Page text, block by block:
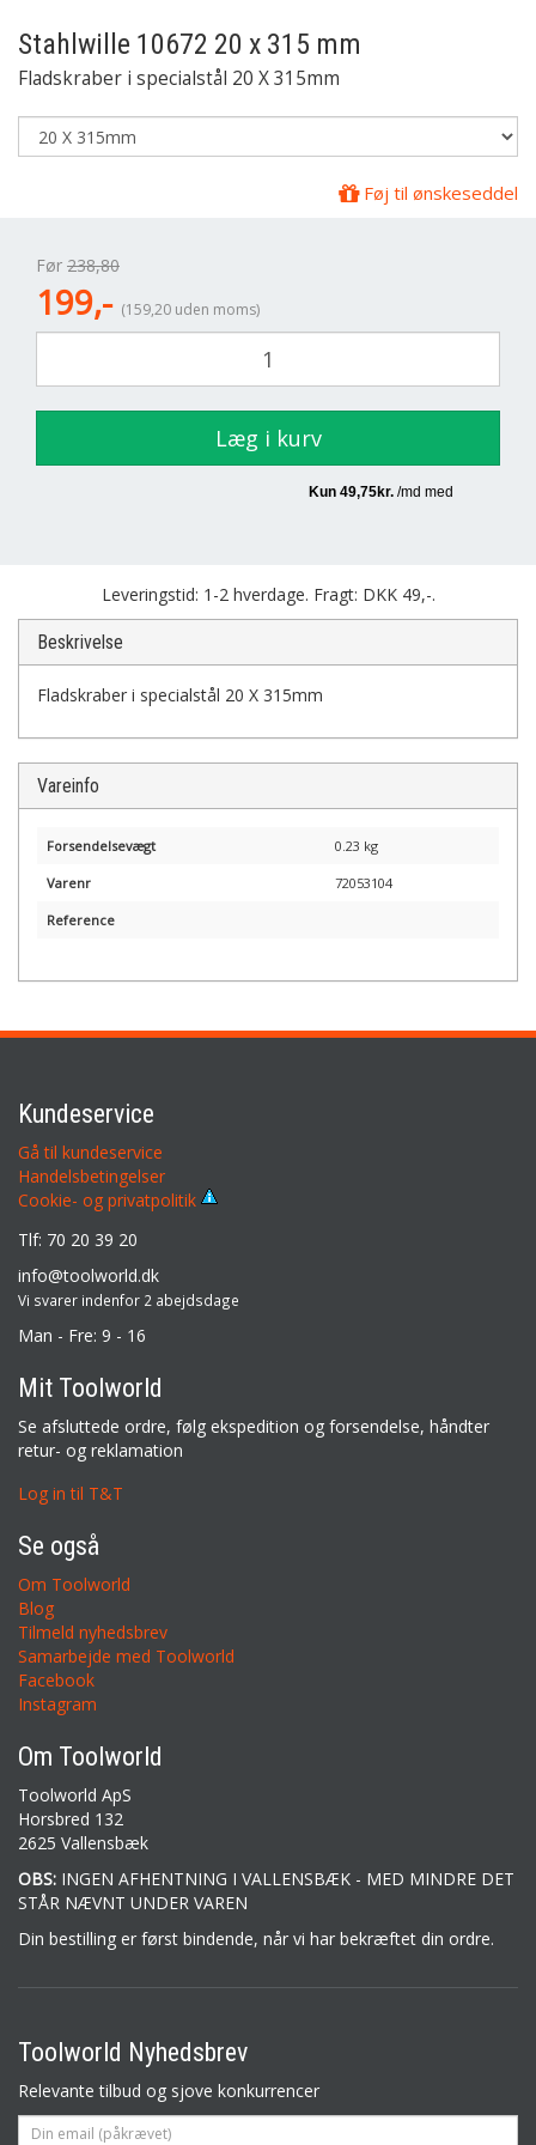
Stahlwille 10672 20 x 315 mm
Fladskraber i specialstål 20 X 315mm
Føj til ønskeseddel
Før 238,80
199,- (159,20 uden moms)
Læg i kurv
Leveringstid: 1-2 hverdage. Fragt: DKK 49,-.
Beskrivelse
Fladskraber i specialstål 20 X 315mm
Vareinfo
Forsendelsevægt 0.23 kg
Varenr 72053104
Reference
Kundeservice
Gå til kundeservice
Handelsbetingelser
Cookie- og privatpolitik
Tlf: 70 20 39 20
info@toolworld.dk
Vi svarer indenfor 2 abejdsdage
Man - Fre: 9 - 16
Mit Toolworld
Se afsluttede ordre, følg ekspedition og forsendelse, håndter
retur- og reklamation
Log in til T&T
Se også
Om Toolworld
Blog
Tilmeld nyhedsbrev
Samarbejde med Toolworld
Facebook
Instagram
Om Toolworld
Toolworld ApS
Horsbred 132
2625 Vallensbæk
OBS: INGEN AFHENTNING I VALLENSBÆK - MED MINDRE DET
STÅR NÆVNT UNDER VAREN
Din bestilling er først bindende, når vi har bekræftet din ordre.
Toolworld Nyhedsbrev
Relevante tilbud og sjove konkurrencer